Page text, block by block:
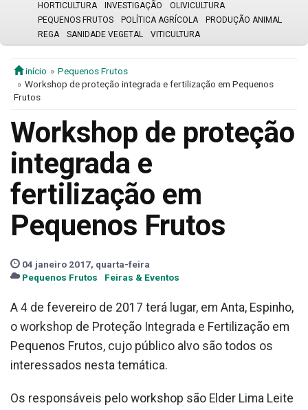
HORTICULTURA
INVESTIGAÇÃO
OLIVICULTURA
PEQUENOS FRUTOS
POLÍTICA AGRÍCOLA
PRODUÇÃO ANIMAL
REGA
SANIDADE VEGETAL VITICULTURA
início
Pequenos Frutos
Workshop de proteção integrada e fertilização em Pequenos
Frutos
Workshop de proteção
integrada e
fertilização em
Pequenos Frutos
04 janeiro 2017, quarta-feira
Pequenos Frutos
Feiras & Eventos
A 4 de fevereiro de 2017 terá lugar, em Anta, Espinho,
o workshop de Proteção Integrada e Fertilização em
Pequenos Frutos, cujo público alvo são todos os
interessados nesta temática.
Os responsáveis pelo workshop são Elder Lima Leite